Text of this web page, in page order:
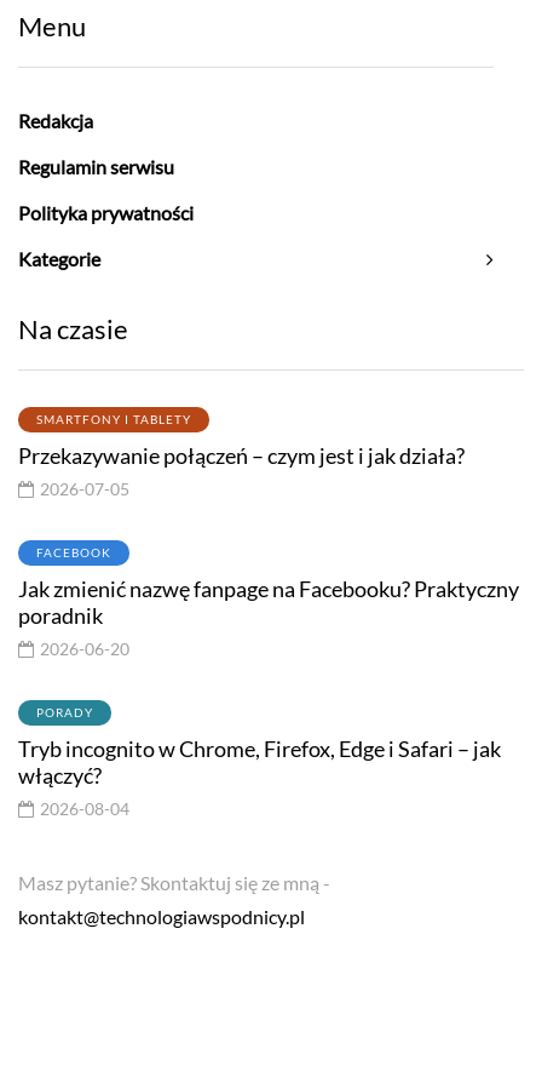
Menu
Redakcja
Regulamin serwisu
Polityka prywatności
Kategorie
Na czasie
SMARTFONY I TABLETY
Przekazywanie połączeń – czym jest i jak działa?
2026-07-05
FACEBOOK
Jak zmienić nazwę fanpage na Facebooku? Praktyczny
poradnik
2026-06-20
PORADY
Tryb incognito w Chrome, Firefox, Edge i Safari – jak
włączyć?
2026-08-04
Masz pytanie? Skontaktuj się ze mną -
kontakt@technologiawspodnicy.pl